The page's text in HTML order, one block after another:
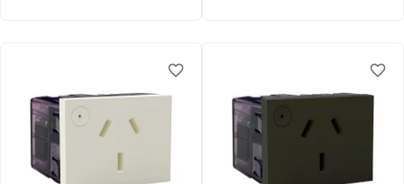
favorite_border
favorite_border
favorite_border favorite_border
favorite_border
favorite_border